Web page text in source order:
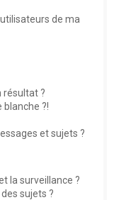
de ma
résultat ?
blanche ?!
et sujets ?
la surveillance ?
sujets ?